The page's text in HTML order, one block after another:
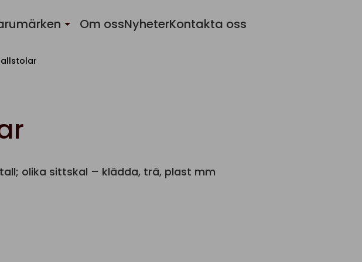
Om ossNyheterKontakta oss
olika sittskal – klädda, trä, plast mm